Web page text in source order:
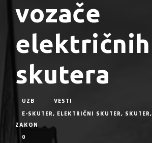
vozače
električnih
skutera
UZB
VESTI
E-SKUTER, ELEKTRIČNI SKUTER, SKUTER,
ZAKON
0